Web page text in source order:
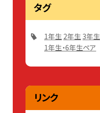
タグ
1年生 2年生 3年生
1年生・6年生ペア
リンク